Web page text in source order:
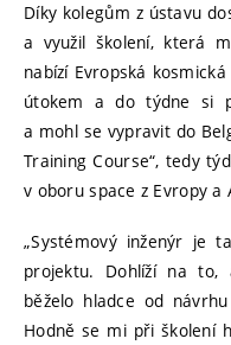
Díky kolegům z ústavu
a využil školení, která
nabízí Evropská
útokem a do týdne si
a mohl se vypravit do
Training Course“, tedy
v oboru space z Evropy a
„Systémový inženýr je
projektu. Dohlíží na
běželo hladce od
Hodně se mi při školení